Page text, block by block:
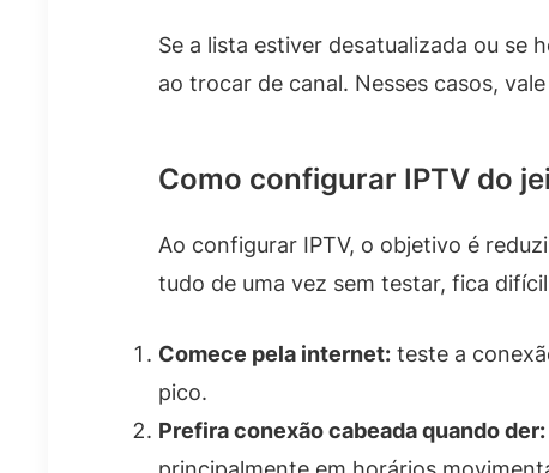
Se a lista estiver desatualizada ou se
ao trocar de canal. Nesses casos,
Como configurar IPTV do
Ao configurar IPTV, o objetivo é
tudo de uma vez sem testar, fica
Comece pela internet: teste a
pico.
Prefira conexão cabeada quando der: